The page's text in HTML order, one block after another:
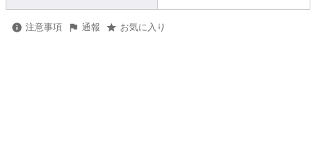
注意事項 通報 お気に入り